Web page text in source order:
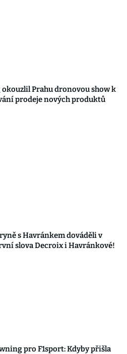
okouzlil Prahu dronovou show k
prodeje nových produktů
s Havránkem dováděli v
slova Decroix i Havránkové!
pro F1sport: Kdyby přišla